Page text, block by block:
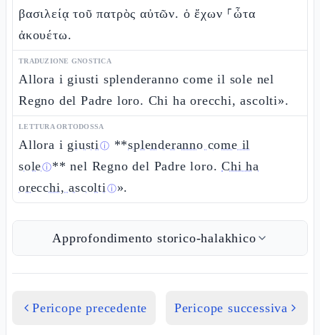
βασιλείᾳ τοῦ πατρὸς αὐτῶν. ὁ ἔχων ⸀ὦτα
ἀκουέτω.
TRADUZIONE GNOSTICA
Allora i giusti splenderanno come il sole nel
Regno del Padre loro. Chi ha orecchi, ascolti».
LETTURA ORTODOSSA
Allora i giustiⓘ **splenderanno come il
soleⓘ** nel Regno del Padre loro.Chi ha
orecchi, ascoltiⓘ».
Approfondimento storico-halakhico
Pericope precedente Pericope successiva